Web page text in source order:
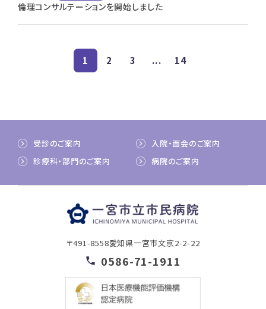
倫理コンサルテーションを開始しました
1 2 3 ... 14
受診のご案内
入院・面会のご案内
診療科・部門のご案内
病院のご案内
〒491-8558愛知県一宮市文京2-2-22
0586-71-1911